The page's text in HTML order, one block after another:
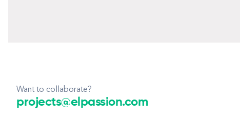
Want to collaborate?
projects@elpassion.com